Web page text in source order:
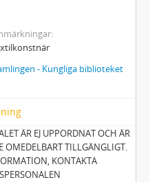
- Kungliga biblioteket
ÄR EJ UPPORDNAT OCH ÄR
OMEDELBART TILLGÄNGLIGT.
KONTAKTA